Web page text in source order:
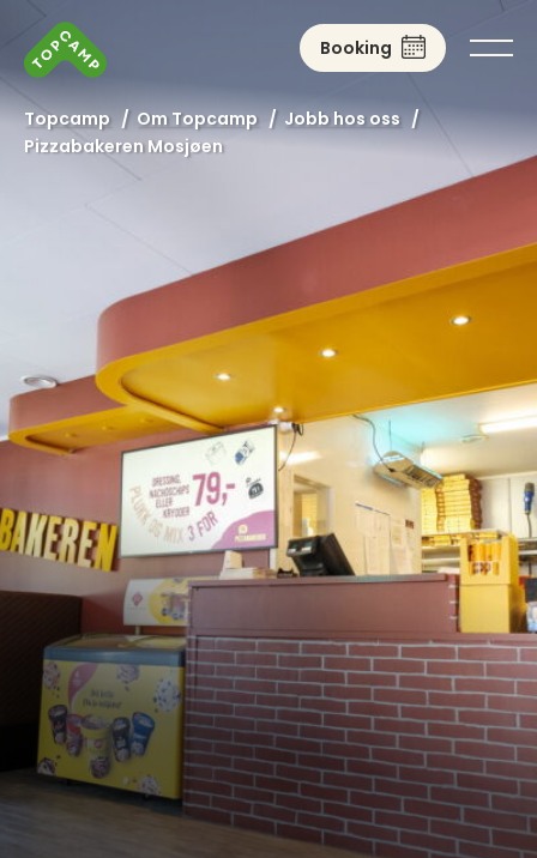
Booking
Topcamp / Om Topcamp/Jobb hos oss /
Pizzabakeren Mosjøen